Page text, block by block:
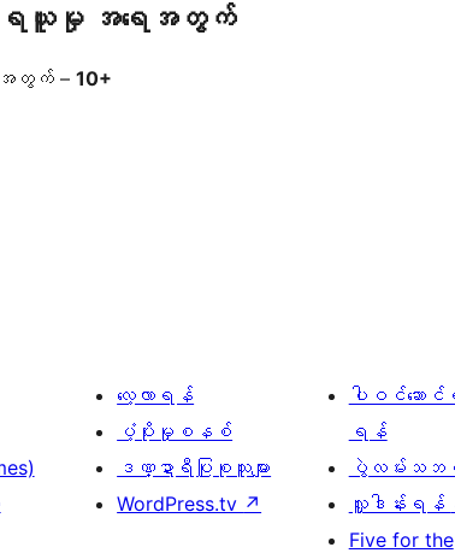
ရယူမှု အရေအတွက်
အတွက် – 10+
လေ့လာရန်
ပံ့ပိုးမှုစနစ်
ဒဏ္ဍာရီပြုစုသူများ
WordPress.tv ↗
ပါဝင်ဆော
ရန်
ပွဲလမ်းသဘင်မ
လှူဒါန်းရန်
Five for the